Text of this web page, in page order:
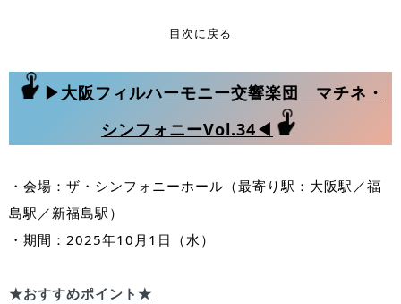
目次に戻る
▶大阪フィルハーモニー交響楽団 マチネ・
シンフォニーVol.34◀
・会場：ザ・シンフォニーホール（最寄り駅：大阪駅／福
島駅／新福島駅）
・期間：2025年10月1日（水）
★おすすめポイント★